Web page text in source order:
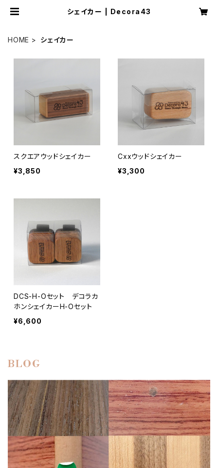
シェイカー | Decora43
HOME シェイカー
スクエアウッドシェイカー
¥3,850
Cxxウッドシェイカー
¥3,300
DCS-H-Oセット デコラカ
ホンシェイカーH-Oセット
¥6,600
BLOG